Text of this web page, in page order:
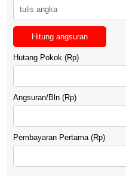
Hitung angsuran
Hutang Pokok (Rp)
Angsuran/Bln (Rp)
Pembayaran Pertama (Rp)